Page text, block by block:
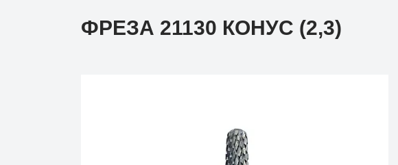
ФРЕЗА 21130 КОНУС (2,3)